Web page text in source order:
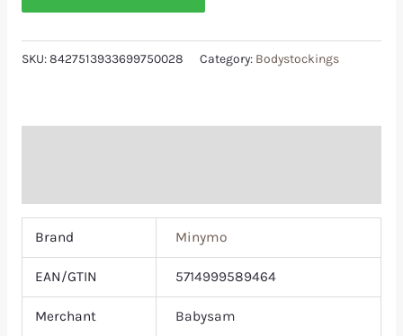
SKU:8427513933699750028 Category: Bodystockings
Brand Minymo
EAN/GTIN 5714999589464
Merchant Babysam